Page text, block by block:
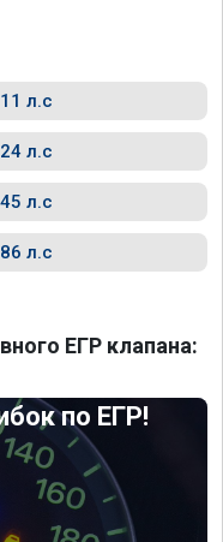
л.с
л.с
л.с
л.с
ЕГР клапана:
по ЕГР!